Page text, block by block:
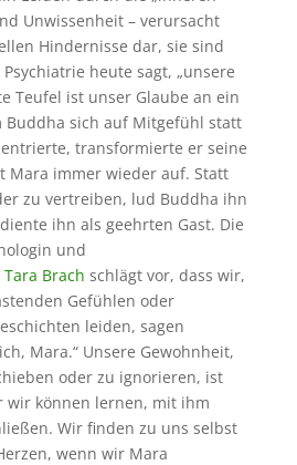
Unwissenheit – verursacht
Hindernisse dar, sie sind
heute sagt, „unsere
Teufel ist unser Glaube an ein
Buddha sich auf Mitgefühl statt
transformierte er seine
Mara immer wieder auf. Statt
zu vertreiben, lud Buddha ihn
ihn als geehrten Gast. Die
und
Tara Brach schlägt vor, dass wir,
Gefühlen oder
leiden, sagen
Mara.“ Unsere Gewohnheit,
oder zu ignorieren, ist
wir können lernen, mit ihm
Wir finden zu uns selbst
wenn wir Mara